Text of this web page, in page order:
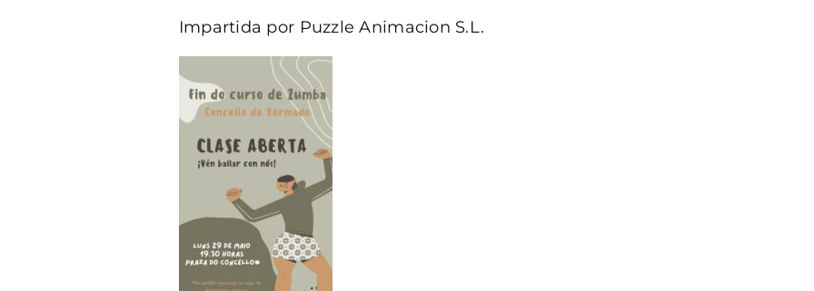
Impartida por Puzzle Animacion S.L.